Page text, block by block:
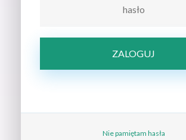
Nie pamiętam hasła